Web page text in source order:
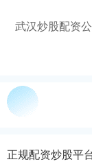
武汉炒股配资
正规配资炒股平